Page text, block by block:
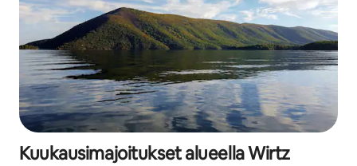
Kuukausimajoitukset alueella Wirtz